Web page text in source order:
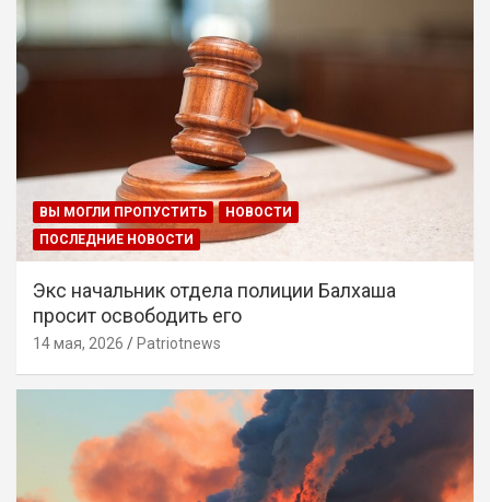
ВЫ МОГЛИ ПРОПУСТИТЬ
НОВОСТИ
ПОСЛЕДНИЕ НОВОСТИ
Экс начальник отдела полиции Балхаша
просит освободить его
14 мая, 2026 Patriotnews